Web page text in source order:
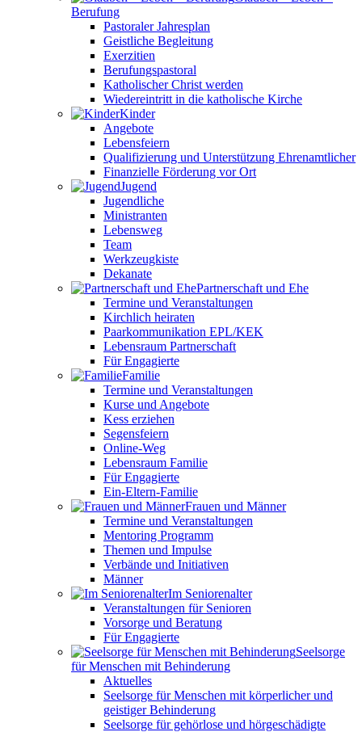
Berufung
Pastoraler Jahresplan
Geistliche Begleitung
Exerzitien
Berufungspastoral
Katholischer Christ werden
Wiedereintritt in die katholische Kirche
Kinder
Angebote
Lebensfeiern
Qualifizierung und Unterstützung Ehrenamtlicher
Finanzielle Förderung vor Ort
Jugend
Jugendliche
Ministranten
Lebensweg
Team
Werkzeugkiste
Dekanate
Partnerschaft und Ehe
Termine und Veranstaltungen
Kirchlich heiraten
Paarkommunikation EPL/KEK
Lebensraum Partnerschaft
Für Engagierte
Familie
Termine und Veranstaltungen
Kurse und Angebote
Kess erziehen
Segensfeiern
Online-Weg
Lebensraum Familie
Für Engagierte
Ein-Eltern-Familie
Frauen und Männer
Termine und Veranstaltungen
Mentoring Programm
Themen und Impulse
Verbände und Initiativen
Männer
Im Seniorenalter
Veranstaltungen für Senioren
Vorsorge und Beratung
Für Engagierte
Seelsorge
für Menschen mit Behinderung
Aktuelles
Seelsorge für Menschen mit körperlicher und
geistiger Behinderung
Seelsorge für gehörlose und hörgeschädigte